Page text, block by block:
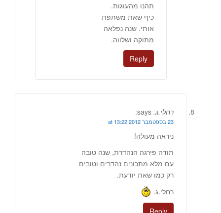
תהנו מהעוגות.
כיף שאת משתפת
אותי. שנה נפלאה
מתוקה ושלווה.
Reply
רחלי.ג. says:
23 בספטמבר 2012 at 13:22
ניראה מעולה!
תודה פירגה הנהדרת, שנה טובה
עם מלא מתכונים נהדרים וטובים
רק כמו שאת יודעת.
רחלי.ג.
Reply